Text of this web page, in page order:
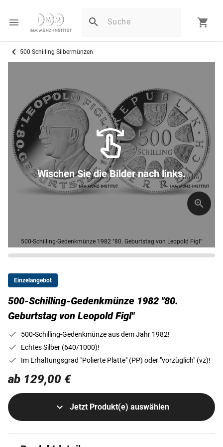
500 Schilling Silbermünzen
500-Schilling-Gedenkmünze 1982 "80. Geburtstag von Leopold Figl"
Wischen Sie die Bilder nach links.
Einzelangebot
500-Schilling-Gedenkmünze 1982 "80.
Geburtstag von Leopold Figl"
500-Schilling-Gedenkmünze aus dem Jahr 1982!
Echtes Silber (640/1000)!
Im Erhaltungsgrad "Polierte Platte" (PP) oder "vorzüglich" (vz)!
ab 129,00 €
Jetzt Produkt(e) auswählen